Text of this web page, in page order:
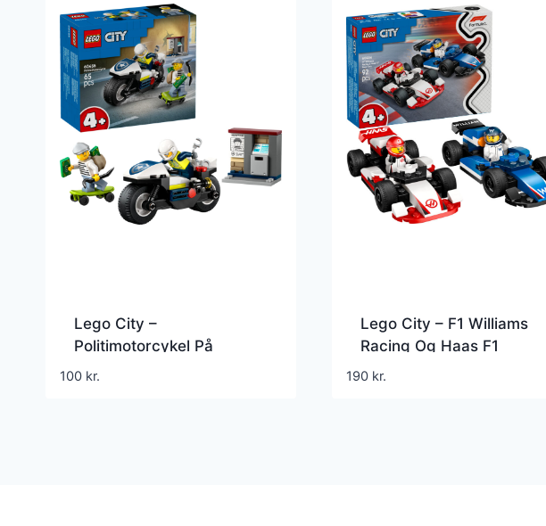
Lego City –
Politimotorcykel På
Forbryderjagt – 60455
100 kr.
Lego City – F1 Williams
Racing Og Haas F1
Racerbiler – 60464
190 kr.